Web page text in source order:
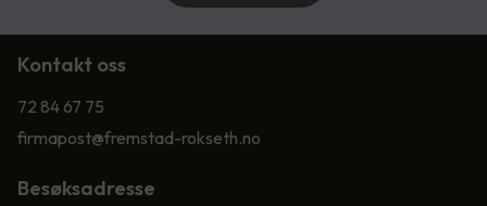
Kontakt oss
72 84 67 75
firmapost@fremstad-rokseth.no
Besøksadresse